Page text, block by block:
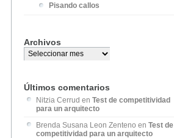
Pisando callos
Archivos
Últimos comentarios
Nitzia Cerrud enTest de competitividad
para un arquitecto
Brenda Susana Leon Zenteno enTest de
competitividad para un arquitecto